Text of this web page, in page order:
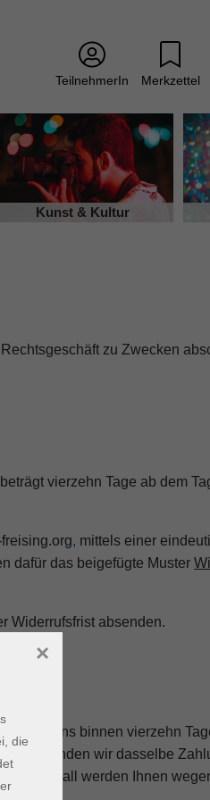
TeilnehmerIn Merkzettel
Kunst & Kultur
zu Zwecken
vierzehn Tage ab dem
, mittels einer
dafür das beigefügte Muster
Widerrufsfrist absenden.
binnen vierzehn
verwenden wir dasselbe
Fall werden Ihnen
die
×